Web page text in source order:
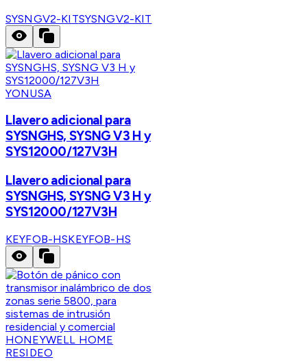
SYSNGV2-KITSYSNGV2-KIT
YONUSA
Llavero adicional para
SYSNGHS, SYSNG V3 H y
SYS12000/127V3H
Llavero adicional para
SYSNGHS, SYSNG V3 H y
SYS12000/127V3H
KEYFOB-HSKEYFOB-HS
HONEYWELL HOME
RESIDEO